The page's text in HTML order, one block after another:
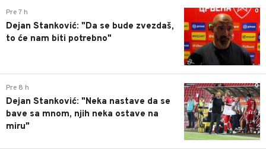
0
Pre 7 h
Dejan Stanković: "Da se bude zvezdaš,
to će nam biti potrebno"
0
Pre 8 h
Dejan Stanković: "Neka nastave da se
bave sa mnom, njih neka ostave na
miru"